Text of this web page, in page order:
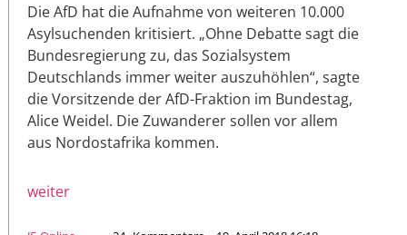
Die AfD hat die Aufnahme von weiteren 10.000
Asylsuchenden kritisiert. „Ohne Debatte sagt die
Bundesregierung zu, das Sozialsystem
Deutschlands immer weiter auszuhöhlen“, sagte
die Vorsitzende der AfD-Fraktion im Bundestag,
Alice Weidel. Die Zuwanderer sollen vor allem
aus Nordostafrika kommen.
weiter